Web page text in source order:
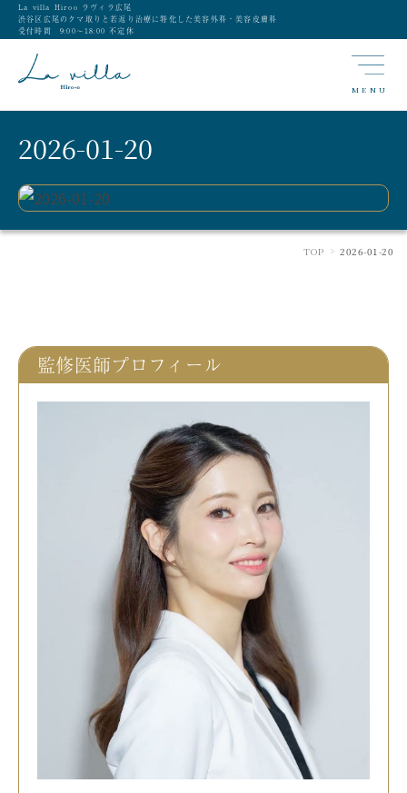
La villa Hiroo ラヴィラ広尾
渋谷区広尾のクマ取りと若返り治療に特化した美容外科・美容皮膚科
受付時間 9:00〜18:00 不定休
MENU
2026-01-20
TOP > 2026-01-20
監修医師プロフィール